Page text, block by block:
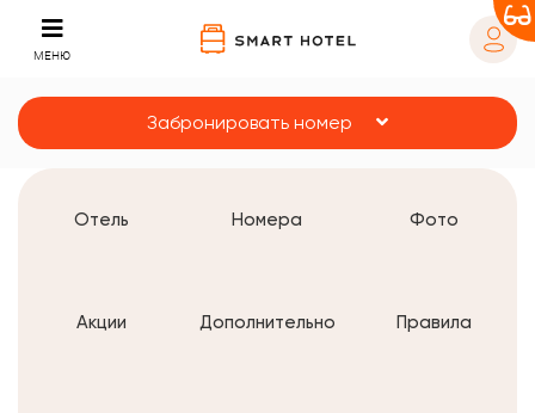
МЕНЮ
Забронировать номер
Отель Номера Фото
Акции Дополнительно Правила